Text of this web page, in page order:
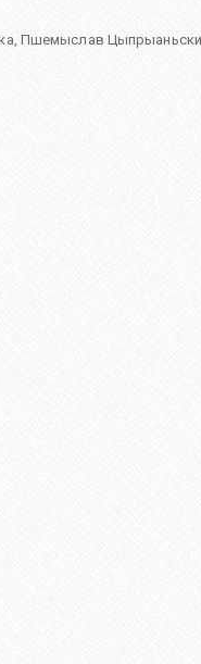
, Пшемыслав Цыпрыаньски